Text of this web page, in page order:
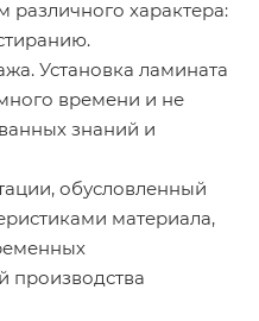
различного характера:
Установка ламината
времени и не
знаний и
обусловленный
материала,
производства